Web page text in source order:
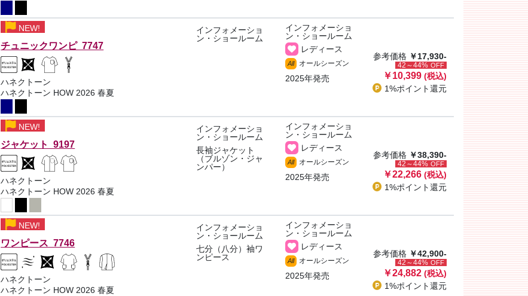
NEW!
チュニックワンピ 7747
ハネクトーン
ハネクトーン HOW 2026 春夏
インフォメーショ
ン・ショールーム
インフォメーショ
ン・ショールーム
レディース
All オールシーズン
2025年発売
参考価格 ￥17,930-
42～44% OFF
￥10,399 (税込)
1%ポイント還元
NEW!
ジャケット 9197
ハネクトーン
ハネクトーン HOW 2026 春夏
インフォメーショ
ン・ショールーム
長袖ジャケット
（ブルゾン・ジャ
ンパー）
インフォメーショ
ン・ショールーム
レディース
All オールシーズン
2025年発売
参考価格 ￥38,390-
42～44% OFF
￥22,266 (税込)
1%ポイント還元
NEW!
ワンピース 7746
ハネクトーン
ハネクトーン HOW 2026 春夏
インフォメーショ
ン・ショールーム
七分（八分）袖ワ
ンピース
インフォメーショ
ン・ショールーム
レディース
All オールシーズン
2025年発売
参考価格 ￥42,900-
42～44% OFF
￥24,882 (税込)
1%ポイント還元